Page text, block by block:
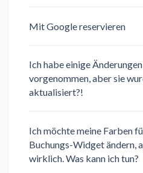
Mit Google reservieren
Ich habe einige
vorgenommen, aber sie
aktualisiert?!
Ich möchte meine Farben
Buchungs-Widget ändern,
wirklich. Was kann ich tun?